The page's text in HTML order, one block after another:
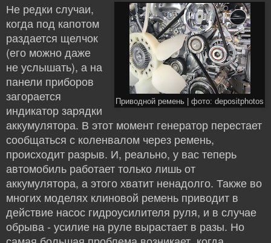
Приводной ремень | фото: depositphotos
Не редки случаи,
когда под капотом
раздается щелчок
(его можно даже
не услышать), а на
панели приборов
загорается
индикатор зарядки
аккумулятора. В этот момент генератор перестает
сообщаться с коленвалом через ремень,
происходит разрыв. И, реально, у вас теперь
автомобиль работает только лишь от
аккумулятора, а этого хватит ненадолго. Также во
многих моделях клиновой ремень приводит в
действие насос гидроусилителя руля, и в случае
обрыва - усилие на руле вырастает в разы. Но